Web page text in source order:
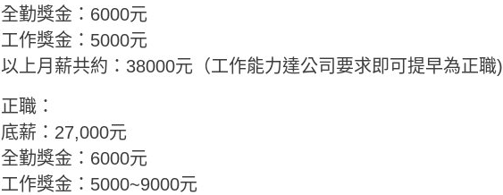
全勤獎金：6000元
工作獎金：5000元
以上月薪共約：38000元（工作能力達公司要求即可提早為正職)
正職：
底薪：27,000元
全勤獎金：6000元
工作獎金：5000~9000元